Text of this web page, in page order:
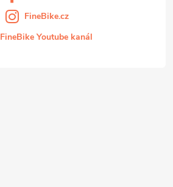
FineBike.cz
FineBike Youtube kanál